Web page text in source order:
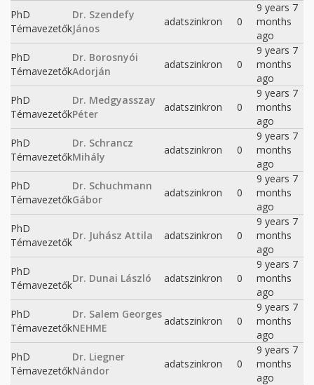
PhD
Témavezetők
Dr. Szendefy
János
adatszinkron 0
9 years 7
months
ago
PhD
Témavezetők
Dr. Borosnyói
Adorján
adatszinkron 0
9 years 7
months
ago
PhD
Témavezetők
Dr. Medgyasszay
Péter
adatszinkron 0
9 years 7
months
ago
PhD
Témavezetők
Dr. Schrancz
Mihály
adatszinkron 0
9 years 7
months
ago
PhD
Témavezetők
Dr. Schuchmann
Gábor
adatszinkron 0
9 years 7
months
ago
PhD
Témavezetők
Dr. Juhász Attila adatszinkron 0
9 years 7
months
ago
PhD
Témavezetők
Dr. Dunai László adatszinkron 0
9 years 7
months
ago
PhD
Témavezetők
Dr. Salem Georges
NEHME
adatszinkron 0
9 years 7
months
ago
PhD
Témavezetők
Dr. Liegner
Nándor
adatszinkron 0
9 years 7
months
ago